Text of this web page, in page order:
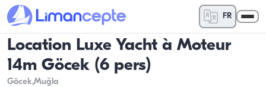
FR
Location Luxe Yacht à Moteur
14m Göcek (6 pers)
Göcek,Muğla